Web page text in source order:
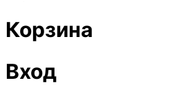
Корзина
Вход